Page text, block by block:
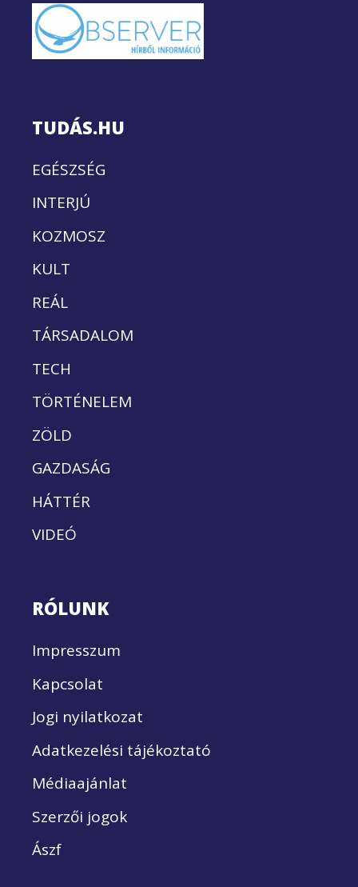
TUDÁS.HU
EGÉSZSÉG
INTERJÚ
KOZMOSZ
KULT
REÁL
TÁRSADALOM
TECH
TÖRTÉNELEM
ZÖLD
GAZDASÁG
HÁTTÉR
VIDEÓ
RÓLUNK
Impresszum
Kapcsolat
Jogi nyilatkozat
Adatkezelési tájékoztató
Médiaajánlat
Szerzői jogok
Ászf